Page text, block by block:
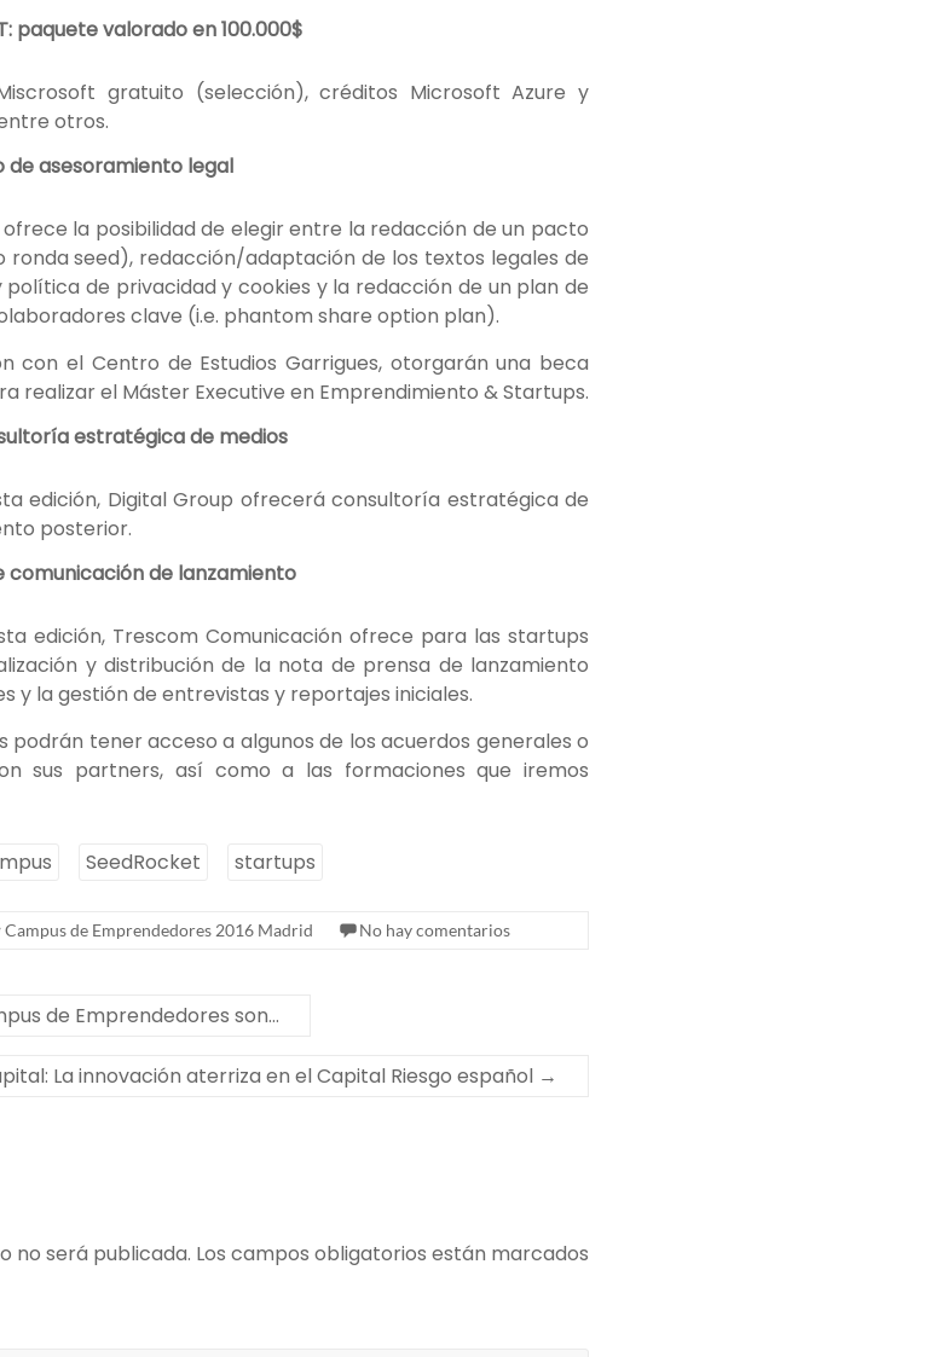
paquete valorado en 100.000$
gratuito (selección), créditos Microsoft Azure y
otros.
de asesoramiento legal
la posibilidad de elegir entre la redacción de un pacto
ronda seed), redacción/adaptación de los textos legales de
de privacidad y cookies y la redacción de un plan de
clave (i.e. phantom share option plan).
con el Centro de Estudios Garrigues, otorgarán una beca
realizar el Máster Executive en Emprendimiento & Startups.
estratégica de medios
edición, Digital Group ofrecerá consultoría estratégica de
posterior.
comunicación de lanzamiento
edición, Trescom Comunicación ofrece para las startups
y distribución de la nota de prensa de lanzamiento
y la gestión de entrevistas y reportajes iniciales.
podrán tener acceso a algunos de los acuerdos generales o
sus partners, así como a las formaciones que iremos
SeedRocket startups
Campus de Emprendedores 2016 Madrid No hay comentarios
de Emprendedores son…
La innovación aterriza en el Capital Riesgo español →
no será publicada. Los campos obligatorios están marcados